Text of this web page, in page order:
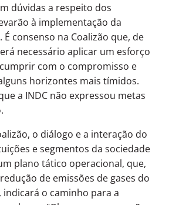
dúvidas a respeito dos
à implementação da
consenso na Coalizão que, de
necessário aplicar um esforço
com o compromisso e
horizontes mais tímidos.
a INDC não expressou metas
o diálogo e a interação do
e segmentos da sociedade
plano tático operacional, que,
de emissões de gases do
indicará o caminho para a